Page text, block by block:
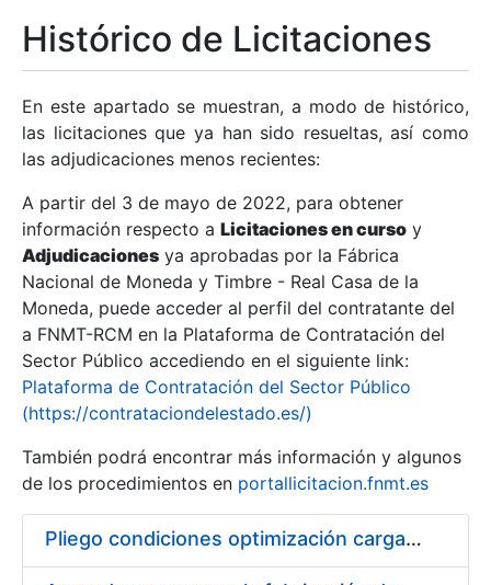
Mostrar/Ocultar
Mostrar/Ocultar
Mostrar/Ocultar
Histórico de Licitaciones
En este apartado se muestran, a modo de histórico,
las licitaciones que ya han sido resueltas, así como
las adjudicaciones menos recientes:
A partir del 3 de mayo de 2022, para obtener
información respecto a Licitaciones en curso y
Adjudicaciones ya aprobadas por la Fábrica
Nacional de Moneda y Timbre - Real Casa de la
Moneda, puede acceder al perfil del contratante del
a FNMT-RCM en la Plataforma de Contratación del
Sector Público accediendo en el siguiente link:
Plataforma de Contratación del Sector Público
(https://contrataciondelestado.es/)
También podrá encontrar más información y algunos
de los procedimientos en portallicitacion.fnmt.es
Pliego condiciones optimización cargas compras firmado